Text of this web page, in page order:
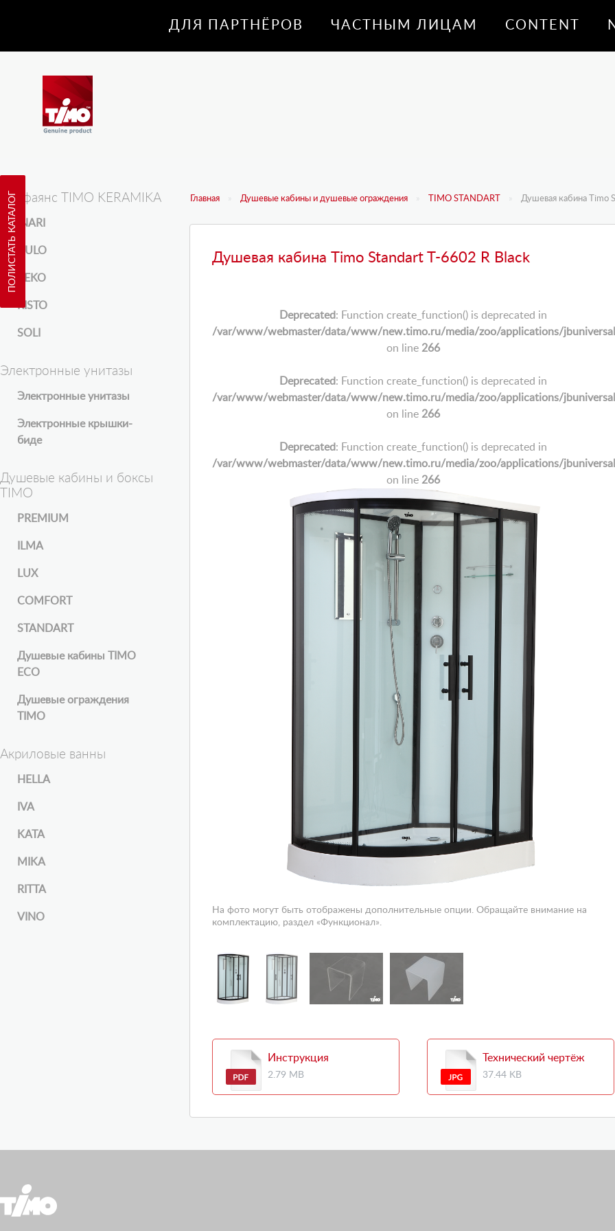
ДЛЯ ПАРТНЁРОВ ЧАСТНЫМ ЛИЦАМ CONTENT
ПОЛИСТАТЬ КАТАЛОГ Главная Душевые кабины и душевые ограждения TIMO STANDART Душевая кабина Timo
Душевая кабина Timo Standart T-6602 R Black
Deprecated: Function create_function() is deprecated in
/var/www/webmaster/data/www/new.timo.ru/media/zoo/applications/
on line 266
Deprecated: Function create_function() is deprecated in
/var/www/webmaster/data/www/new.timo.ru/media/zoo/applications/
on line 266
Deprecated: Function create_function() is deprecated in
/var/www/webmaster/data/www/new.timo.ru/media/zoo/applications/
on line 266
На фото могут быть отображены дополнительные опции. Обращайте внимание на
комплектацию, раздел «Функционал».
Инструкция
2.79 MB
Технический чертёж
37.44 KB
Санфаянс TIMO KERAMIKA
INARI
KULO
REKO
RISTO
SOLI
Электронные унитазы
Электронные унитазы
Электронные крышки-
биде
Душевые кабины и боксы
TIMO
PREMIUM
ILMA
LUX
COMFORT
STANDART
Душевые кабины TIMO
ECO
Душевые ограждения
TIMO
Акриловые ванны
HELLA
IVA
KATA
MIKA
RITTA
VINO